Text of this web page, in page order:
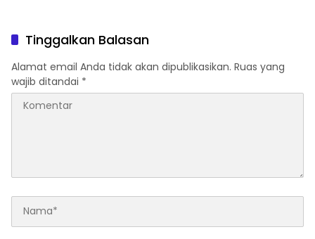
Tinggalkan Balasan
Alamat email Anda tidak akan dipublikasikan. Ruas yang
wajib ditandai *